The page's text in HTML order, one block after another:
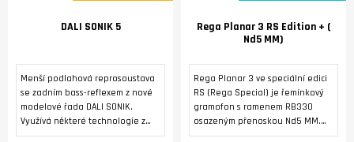
DALI SONIK 5
Menší podlahová reprosoustava
se zadním bass-reflexem z nové
modelové řada DALI SONIK.
Využívá některé technologie z
vyšších modelovových řad značky
Rega Planar 3 RS Edition + (
Nd5 MM)
Rega Planar 3 ve speciální edici
RS (Rega Special) je řemínkový
gramofon s ramenem RB330
osazeným přenoskou Nd5 MM.
Tichý 24V motor je poháněn